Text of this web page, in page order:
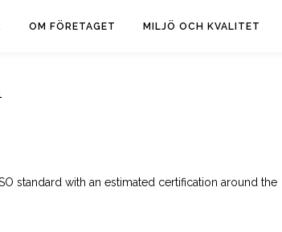
OM FÖRETAGET MILJÖ OCH KVALITET
standard with an estimated certification around the